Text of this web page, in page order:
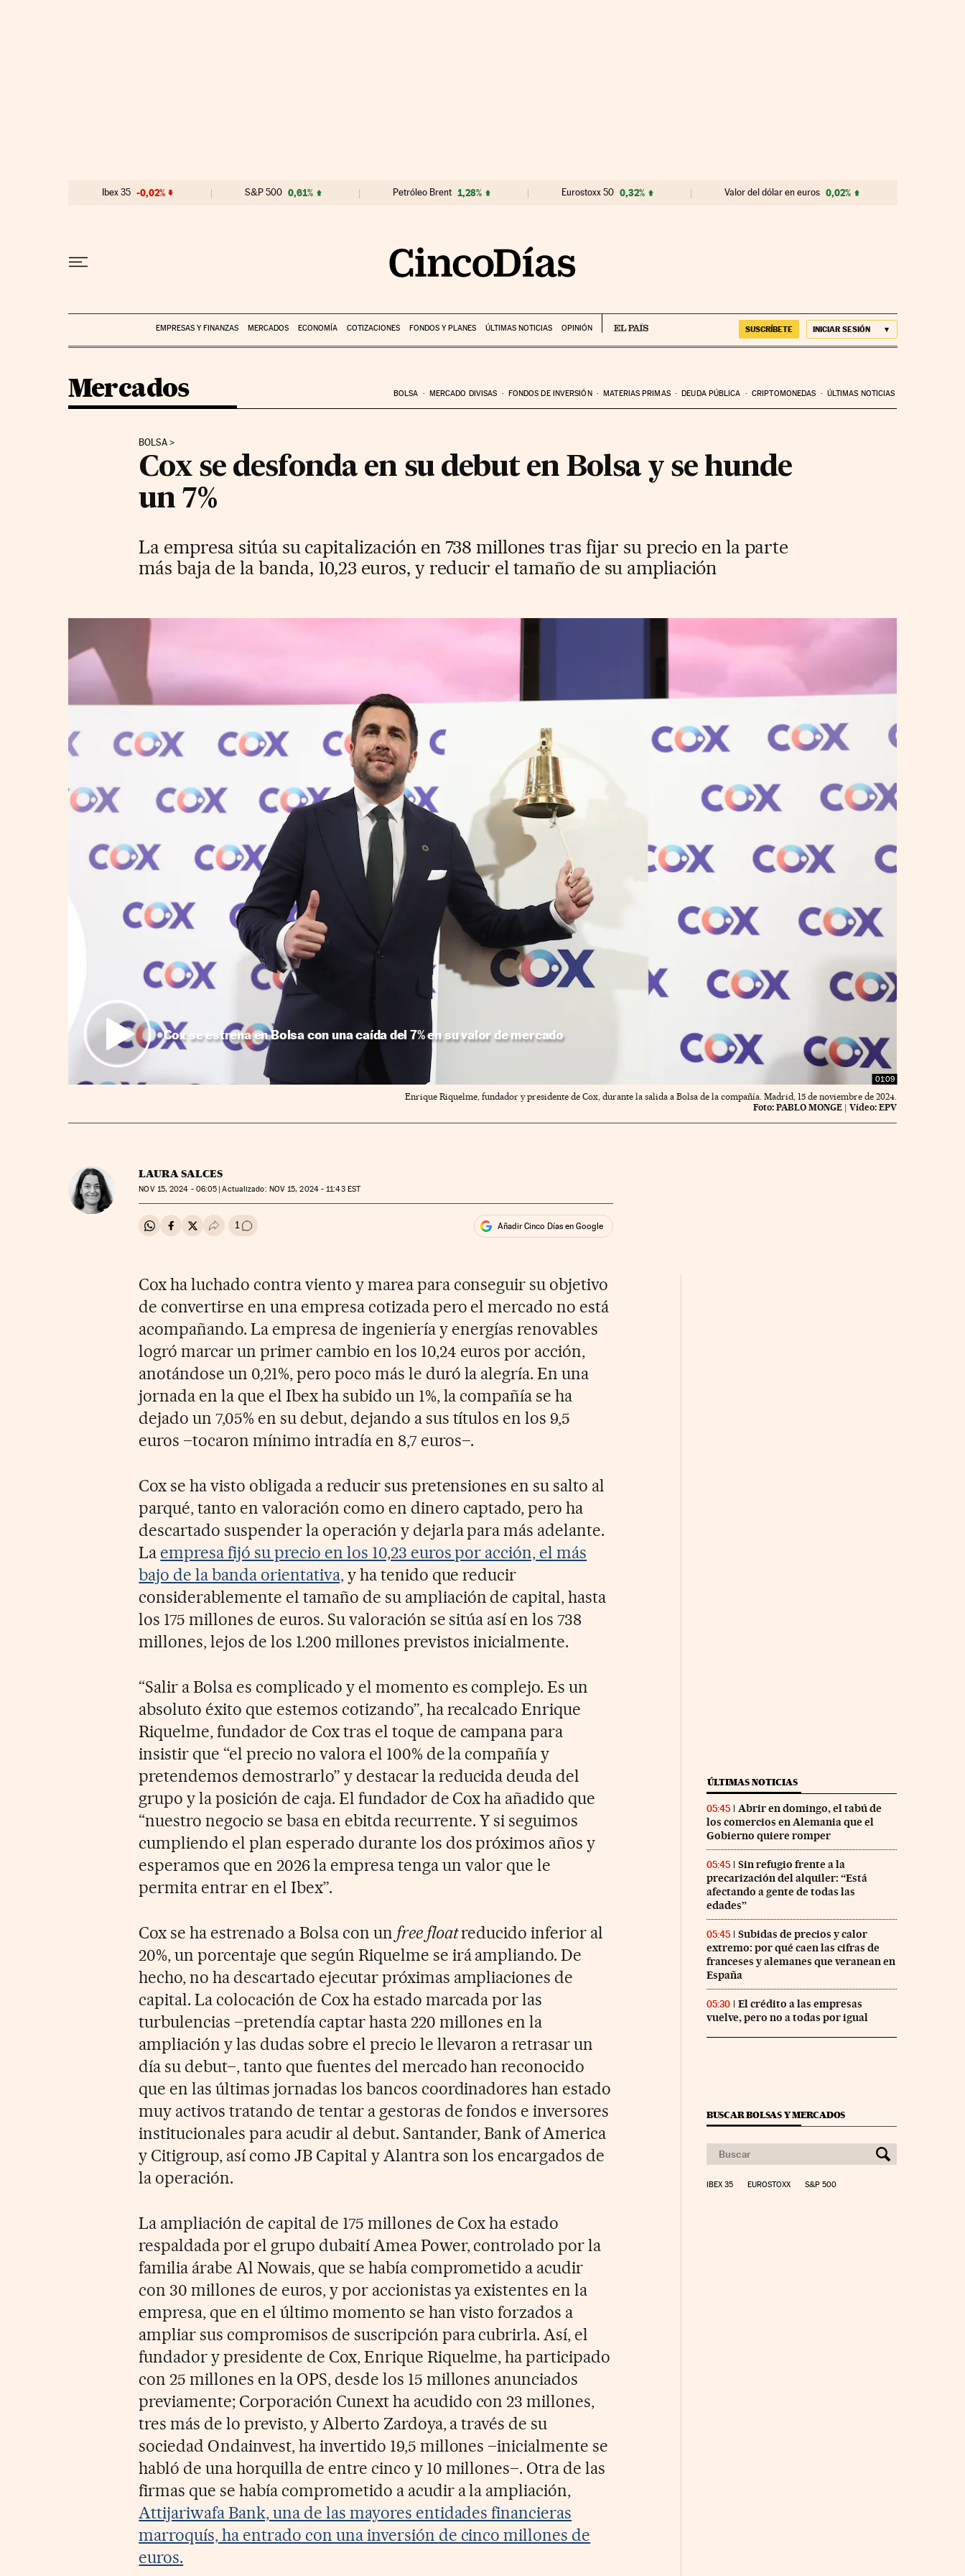
Ibex 35 -0,02% S&P 500 0,61% Petróleo Brent 1,28% Eurostoxx 50 0,32% Valor del dólar en euros 0,02%
EMPRESAS Y FINANZAS MERCADOS ECONOMÍA COTIZACIONES FONDOS Y PLANES ÚLTIMAS NOTICIAS OPINIÓN SUSCRÍBETE INICIAR SESIÓN
Mercados BOLSA MERCADO DIVISAS FONDOS DE INVERSIÓN MATERIAS PRIMAS DEUDA PÚBLICA CRIPTOMONEDAS ÚLTIMAS NOTICIAS
BOLSA
Cox se desfonda en su debut en Bolsa y se hunde
un 7%
La empresa sitúa su capitalización en 738 millones tras fijar su precio en la parte
más baja de la banda, 10,23 euros, y reducir el tamaño de su ampliación
01:09
Cox se estrena en Bolsa con una caída del 7% en su valor de mercado
Enrique Riquelme, fundador y presidente de Cox, durante la salida a Bolsa de la compañía. Madrid, 15 de noviembre de 2024.
Foto: PABLO MONGE |Vídeo: EPV
LAURA SALCES
NOV15, 2024 - 06:05 actualizado: NOV15, 2024 - 11:43EST
Compartir en Whatsapp
Compartir en Facebook
Compartir en Twitter
Desplegar Redes Sociales
1 Ir a los comentarios Añadir Cinco Días en Google
Cox ha luchado contra viento y marea para conseguir su objetivo
de convertirse en una empresa cotizada pero el mercado no está
acompañando. La empresa de ingeniería y energías renovables
logró marcar un primer cambio en los 10,24 euros por acción,
anotándose un 0,21%, pero poco más le duró la alegría. En una
jornada en la que el Ibex ha subido un 1%, la compañía se ha
dejado un 7,05% en su debut, dejando a sus títulos en los 9,5
euros –tocaron mínimo intradía en 8,7 euros–.
Cox se ha visto obligada a reducir sus pretensiones en su salto al
parqué, tanto en valoración como en dinero captado, pero ha
descartado suspender la operación y dejarla para más adelante.
La empresa fijó su precio en los 10,23 euros por acción, el más
bajo de la banda orientativa,y ha tenido que reducir
considerablemente el tamaño de su ampliación de capital, hasta
los 175 millones de euros. Su valoración se sitúa así en los 738
millones, lejos de los 1.200 millones previstos inicialmente.
“Salir a Bolsa es complicado y el momento es complejo. Es un
absoluto éxito que estemos cotizando”, ha recalcado Enrique
Riquelme, fundador de Cox tras el toque de campana para
insistir que “el precio no valora el 100% de la compañía y
pretendemos demostrarlo” y destacar la reducida deuda del
grupo y la posición de caja. El fundador de Cox ha añadido que
“nuestro negocio se basa en ebitda recurrente. Y si seguimos
cumpliendo el plan esperado durante los dos próximos años y
esperamos que en 2026 la empresa tenga un valor que le
permita entrar en el Ibex”.
Cox se ha estrenado a Bolsa con un free floatreducido inferior al
20%, un porcentaje que según Riquelme se irá ampliando. De
hecho, no ha descartado ejecutar próximas ampliaciones de
capital. La colocación de Cox ha estado marcada por las
turbulencias –pretendía captar hasta 220 millones en la
ampliación y las dudas sobre el precio le llevaron a retrasar un
día su debut–, tanto que fuentes del mercado han reconocido
que en las últimas jornadas los bancos coordinadores han estado
muy activos tratando de tentar a gestoras de fondos e inversores
institucionales para acudir al debut. Santander, Bank of America
y Citigroup, así como JB Capital y Alantra son los encargados de
la operación.
La ampliación de capital de 175 millones de Cox ha estado
respaldada por el grupo dubaití Amea Power, controlado por la
familia árabe Al Nowais, que se había comprometido a acudir
con 30 millones de euros, y por accionistas ya existentes en la
empresa, que en el último momento se han visto forzados a
ampliar sus compromisos de suscripción para cubrirla. Así, el
fundador y presidente de Cox, Enrique Riquelme, ha participado
con 25 millones en la OPS, desde los 15 millones anunciados
previamente; Corporación Cunext ha acudido con 23 millones,
tres más de lo previsto, y Alberto Zardoya, a través de su
sociedad Ondainvest, ha invertido 19,5 millones –inicialmente se
habló de una horquilla de entre cinco y 10 millones–. Otra de las
firmas que se había comprometido a acudir a la ampliación,
Attijariwafa Bank, una de las mayores entidades financieras
marroquís, ha entrado con una inversión de cinco millones de
euros.
ÚLTIMAS NOTICIAS
05:45
Abrir en domingo, el tabú de
los comercios en Alemania que el
Gobierno quiere romper
05:45
Sin refugio frente a la
precarización del alquiler: “Está
afectando a gente de todas las
edades”
05:45
Subidas de precios y calor
extremo: por qué caen las cifras de
franceses y alemanes que veranean en
España
05:30
El crédito a las empresas
vuelve, pero no a todas por igual
BUSCAR BOLSAS Y MERCADOS
IBEX 35 EUROSTOXX S&P 500